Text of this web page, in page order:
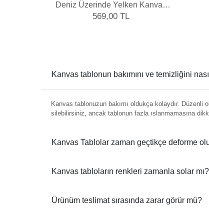
Deniz Üzerinde Yelken Kanvas
Tablo
569,00 TL
Kanvas tablonun bakımını ve temizliğini
Kanvas tablonuzun bakımı oldukça kolaydır.
silebilirsiniz, ancak tablonun fazla ıslanmamasına
Kanvas Tablolar zaman geçtikçe deforme
Kanvas tabloların renkleri zamanla solar mı?
Ürünüm teslimat sırasında zarar görür mü?